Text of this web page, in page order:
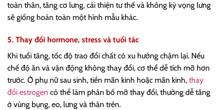
toàn thân, tăng cơ lưng, cải thiện tư thế và không kỳ vọng lưng
sẽ giống hoàn toàn một hình mẫu khác.
5. Thay đổi hormone, stress và tuổi tác
Khi tuổi tăng, tốc độ trao đổi chất có xu hướng chậm lại. Nếu
chế độ ăn và vận động không thay đổi, cơ thể dễ tích mỡ hơn
trước. Ở phụ nữ sau sinh, tiền mãn kinh hoặc mãn kinh, thay
đổi estrogen có thể làm phân bố mỡ thay đổi, thường dễ tăng
ở vùng bụng, eo, lưng và thân trên.